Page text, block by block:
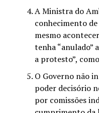
A Ministra do
conhecimento
mesmo
tenha “anulado”
a protesto”,
O Governo não
poder decisório
por comissões